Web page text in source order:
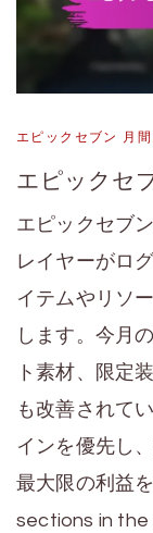
エピックセブン 月
エピックセ
エピックセブ
レイヤーがロ
イテムやリソ
します。今月
ト素材、限定
も改善されて
インを優先し
最大限の利益
sections in the